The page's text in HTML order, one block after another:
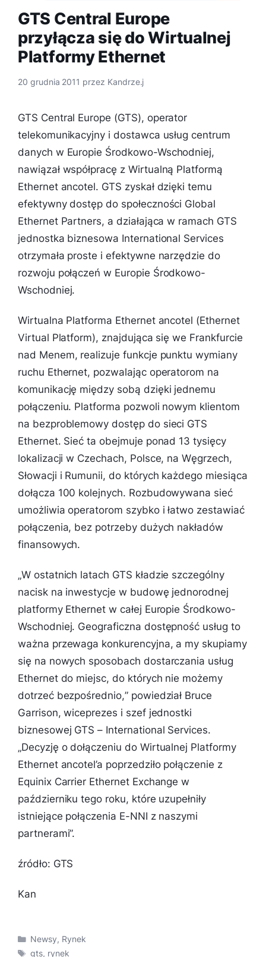
GTS Central Europe
przyłącza się do Wirtualnej
Platformy Ethernet
20 grudnia 2011 przez Kandrze.j
GTS Central Europe (GTS), operator
telekomunikacyjny i dostawca usług centrum
danych w Europie Środkowo-Wschodniej,
nawiązał współpracę z Wirtualną Platformą
Ethernet ancotel. GTS zyskał dzięki temu
efektywny dostęp do społeczności Global
Ethernet Partners, a działająca w ramach GTS
jednostka biznesowa International Services
otrzymała proste i efektywne narzędzie do
rozwoju połączeń w Europie Środkowo-
Wschodniej.
Wirtualna Platforma Ethernet ancotel (Ethernet
Virtual Platform), znajdująca się we Frankfurcie
nad Menem, realizuje funkcje punktu wymiany
ruchu Ethernet, pozwalając operatorom na
komunikację między sobą dzięki jednemu
połączeniu. Platforma pozwoli nowym klientom
na bezproblemowy dostęp do sieci GTS
Ethernet. Sieć ta obejmuje ponad 13 tysięcy
lokalizacji w Czechach, Polsce, na Węgrzech,
Słowacji i Rumunii, do których każdego miesiąca
dołącza 100 kolejnych. Rozbudowywana sieć
umożliwia operatorom szybko i łatwo zestawiać
połączenia, bez potrzeby dużych nakładów
finansowych.
„W ostatnich latach GTS kładzie szczególny
nacisk na inwestycje w budowę jednorodnej
platformy Ethernet w całej Europie Środkowo-
Wschodniej. Geograficzna dostępność usług to
ważna przewaga konkurencyjna, a my skupiamy
się na nowych sposobach dostarczania usług
Ethernet do miejsc, do których nie możemy
dotrzeć bezpośrednio,” powiedział Bruce
Garrison, wiceprezes i szef jednostki
biznesowej GTS – International Services.
„Decyzję o dołączeniu do Wirtualnej Platformy
Ethernet ancotel’a poprzedziło połączenie z
Equinix Carrier Ethernet Exchange w
październiku tego roku, które uzupełniły
istniejące połączenia E-NNI z naszymi
partnerami”.
źródło: GTS
Kan
Kategorie
Newsy, Rynek
Tagi
gts, rynek